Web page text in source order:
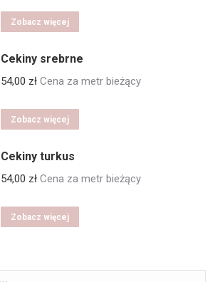
Zobacz więcej
Cekiny srebrne
54,00 zł Cena za metr bieżący
Zobacz więcej
Cekiny turkus
54,00 zł Cena za metr bieżący
Zobacz więcej